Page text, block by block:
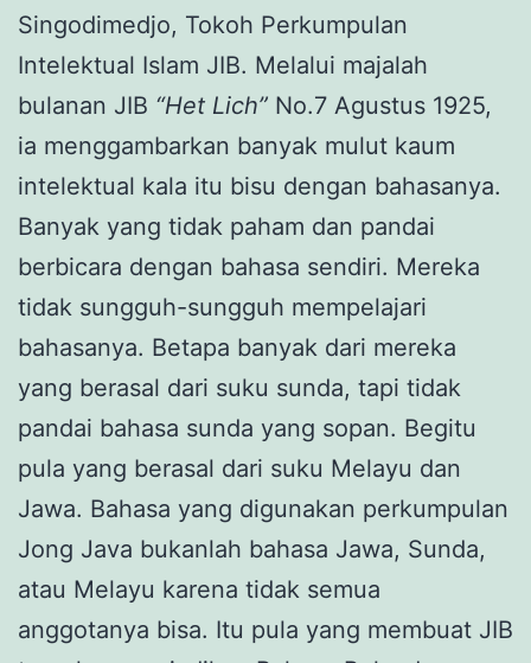
Singodimedjo, Tokoh Perkumpulan
Intelektual Islam JIB. Melalui majalah
bulanan JIB “Het Lich” No.7 Agustus 1925,
ia menggambarkan banyak mulut kaum
intelektual kala itu bisu dengan bahasanya.
Banyak yang tidak paham dan pandai
berbicara dengan bahasa sendiri. Mereka
tidak sungguh-sungguh mempelajari
bahasanya. Betapa banyak dari mereka
yang berasal dari suku sunda, tapi tidak
pandai bahasa sunda yang sopan. Begitu
pula yang berasal dari suku Melayu dan
Jawa. Bahasa yang digunakan perkumpulan
Jong Java bukanlah bahasa Jawa, Sunda,
atau Melayu karena tidak semua
anggotanya bisa. Itu pula yang membuat JIB